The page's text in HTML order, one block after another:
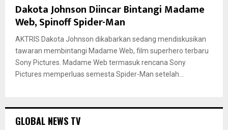
Dakota Johnson Diincar Bintangi Madame
Web, Spinoff Spider-Man
AKTRIS Dakota Johnson dikabarkan sedang mendiskusikan
tawaran membintangi Madame Web, film superhero terbaru
Sony Pictures. Madame Web termasuk rencana Sony
Pictures memperluas semesta Spider-Man setelah...
GLOBAL NEWS TV